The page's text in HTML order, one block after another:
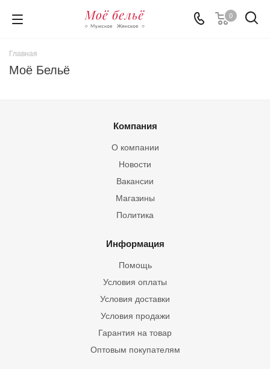
0
Главная
Моё Бельё
Компания
О компании
Новости
Вакансии
Магазины
Политика
Информация
Помощь
Условия оплаты
Условия доставки
Условия продажи
Гарантия на товар
Оптовым покупателям